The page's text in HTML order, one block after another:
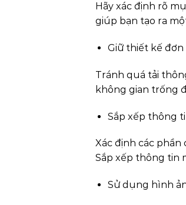
Hãy xác định rõ
giúp bạn tạo ra
Giữ thiết kế đơn
Tránh quá tải
không gian trống
Sắp xếp thông
Xác định các
Sắp xếp thông tin
Sử dụng hình